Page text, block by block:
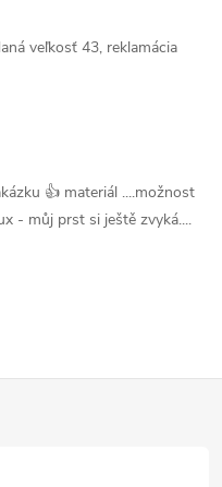
veľkosť 43, reklamácia
👍 materiál ....možnost
- můj prst si ještě zvyká....